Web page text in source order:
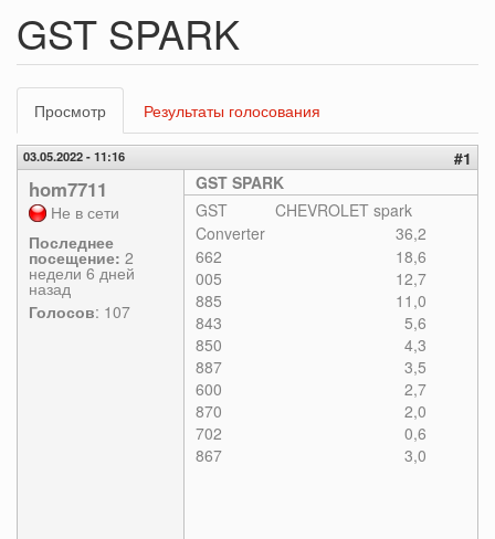
GST SPARK
Главные
вкладки
Просмотр (активная
вкладка)
Результаты голосования
03.05.2022 - 11:16 #1
hom7711
Не в сети
Последнее
посещение: 2
недели 6 дней
назад
Голосов: 107
GST SPARK
GST
CHEVROLET spark
Converter
36,2
662
18,6
005
12,7
885
11,0
843
5,6
850
4,3
887
3,5
600
2,7
870
2,0
702
0,6
867
3,0